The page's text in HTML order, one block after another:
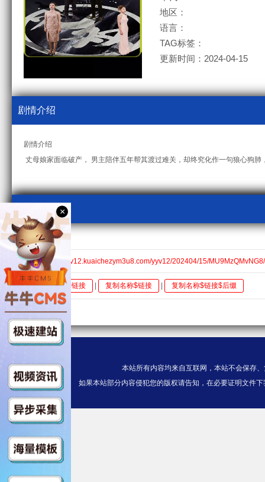
地区：
语言：
TAG标签：
更新时间：2024-04-15
剧情介绍
剧情介绍
丈母娘家面临破产， 男主陪伴五年帮其渡过难关，却终究化作一句狼心狗肺
视频采集
kcm3u8
全集$https://v12.kuaichezym3u8.com/yyv12/202404/15/
全选 复制链接 复制名称$链接 复制名称$链接$后缀
本站所有内容均来自互联网，本站不会保存
如果本站部分内容侵犯您的版权请告知，在必要证明文件
×